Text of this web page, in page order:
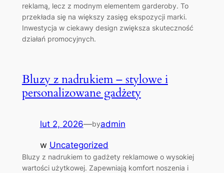
reklamą, lecz z modnym elementem garderoby. To
przekłada się na większy zasięg ekspozycji marki.
Inwestycja w ciekawy design zwiększa skuteczność
działań promocyjnych.
Bluzy z nadrukiem – stylowe i
personalizowane gadżety
lut 2, 2026—byadmin
w Uncategorized
Bluzy z nadrukiem to gadżety reklamowe o wysokiej
wartości użytkowej. Zapewniają komfort noszenia i